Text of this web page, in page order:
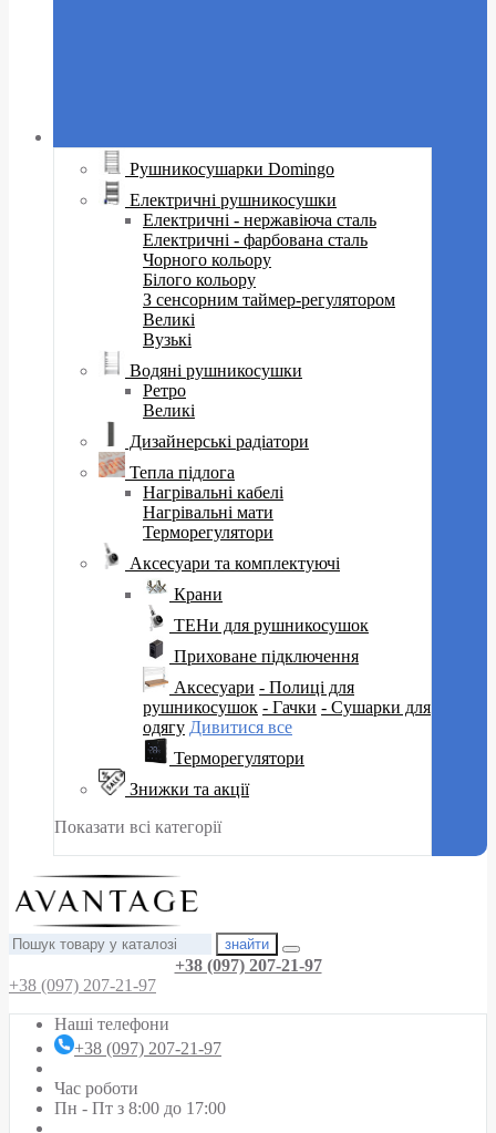
Рушникосушарки Domingo
Електричні рушникосушки
Електричні - нержавіюча сталь
Електричні - фарбована сталь
Чорного кольору
Білого кольору
З сенсорним таймер-регулятором
Великі
Вузькі
Водяні рушникосушки
Ретро
Великі
Дизайнерські радіатори
Тепла підлога
Нагрівальні кабелі
Нагрівальні мати
Терморегулятори
Аксесуари та комплектуючі
Крани
ТЕНи для рушникосушок
Приховане підключення
Аксесуари - Полиці для
рушникосушок - Гачки - Сушарки для
одягу Дивитися все
Терморегулятори
Знижки та акції
Показати всі категорії
знайти
+38 (097) 207-21-97
+38 (097) 207-21-97
Наші телефони
+38 (097) 207-21-97
Час роботи
Пн - Пт з 8:00 до 17:00